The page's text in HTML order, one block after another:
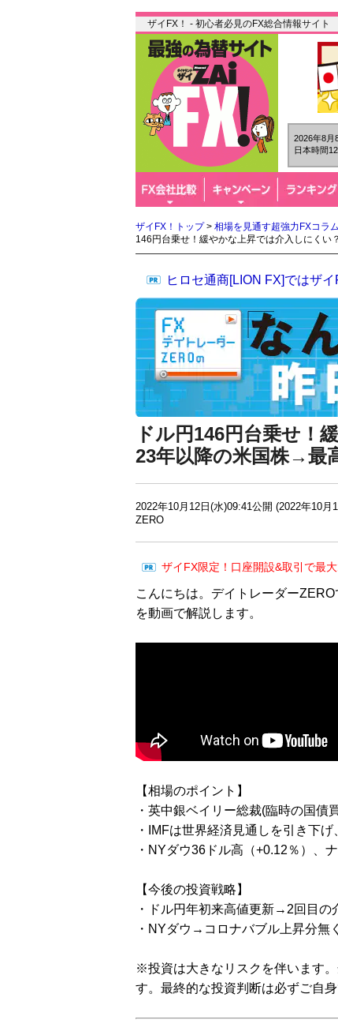
ザイFX！ - 初心者必見のFX総合情報サイト
2026年8月
日本時間
ザイFX！トップ> 相場を見通す超強力FXコラム
146円台乗せ！緩やかな上昇では介入しにくい
ヒロセ通商[LION FX]ではザ
ドル円146円台乗せ！
23年以降の米国株→最
2022年10月12日(水)09:41公開 (2022年10月
ZERO
ザイFX限定！口座開設&取引で最
こんにちは。デイトレーダー
を動画で解説します。
【相場のポイント】
・英中銀ベイリー総裁(臨時の国債
・IMFは世界経済見通しを引き下
・NYダウ36ドル高（+0.12％）、
【今後の投資戦略】
・ドル円年初来高値更新→2回目の
・NYダウ→コロナバブル上昇分無
※投資は大きなリスクを伴います
す。最終的な投資判断は必ずご自